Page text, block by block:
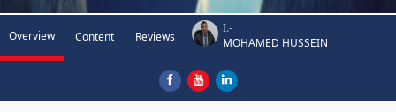
Overview Content Reviews
I.-
MOHAMED HUSSEIN